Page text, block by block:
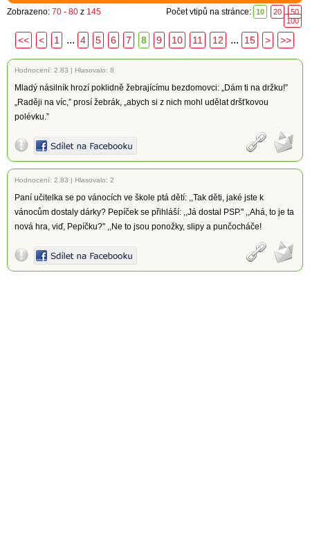
Zobrazeno: 70 - 80 z 145 Počet vtipů na stránce: 10 20
50
100
<< < 1 ... 4 5 6 7 8 9 10 11 12 ... 15 > >>
Hodnocení: 2.83 | Hlasovalo: 8
Mladý násilník hrozí poklidně žebrajícímu bezdomovci: „Dám ti na držku!”
„Raději na víc,” prosí žebrák, „abych si z nich mohl udělat dršťkovou
polévku.”
Hodnocení: 2.83 | Hlasovalo: 2
Paní učitelka se po vánocích ve škole ptá dětí: ,,Tak děti, jaké jste k
vánocům dostaly dárky? Pepíček se přihláší: ,,Já dostal PSP." ,,Ahá, to je ta
nová hra, viď, Pepíčku?" ,,Ne to jsou ponožky, slipy a punčocháče!